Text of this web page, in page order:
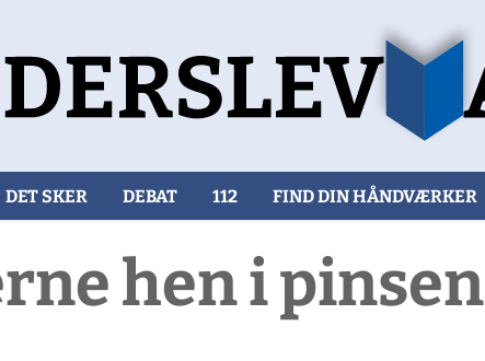
DET SKER DEBAT 112 FIND DIN HÅNDVÆRKER
hen i pinsen